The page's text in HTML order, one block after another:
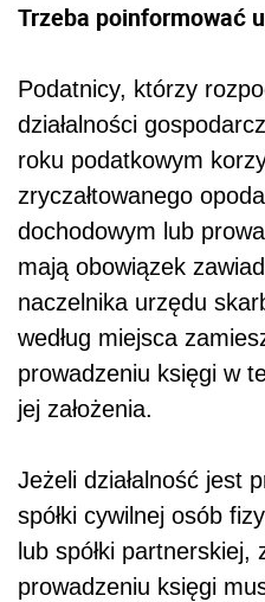
Trzeba poinformować
Podatnicy, którzy
działalności
roku podatkowym
zryczałtowanego
dochodowym lub
mają obowiązek
naczelnika urzędu
według miejsca
prowadzeniu księgi w
jej założenia.
Jeżeli działalność jest
spółki cywilnej osób
lub spółki partnerskiej,
prowadzeniu księgi